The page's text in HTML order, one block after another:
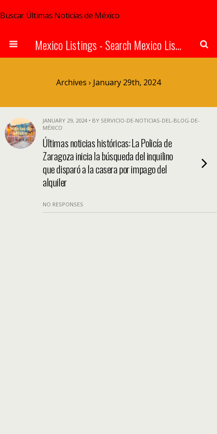
Buscar Últimas Noticias de México
Mexico Listings - Search Mexico Listings Online
Archives › January 29th, 2024
JANUARY 29, 2024 • BY SERVICIO-DE-NOTICIAS-DEL-BLOG-DE-
MÉXICO
Últimas noticias históricas: La Policía de
Zaragoza inicia la búsqueda del inquilino
que disparó a la casera por impago del
alquiler
NO RESPONSES